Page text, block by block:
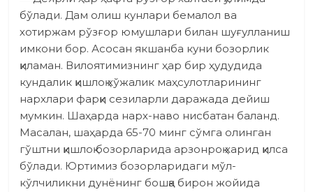
бўлади. Дам олиш кунлари бемалол ва
хотиржам рўзғор юмушлари билан шуғулланиш
имкони бор. Асосан якшанба куни бозорлик
қиламан. Вилоятимизнинг ҳар бир ҳудудида
кундалик қишлоқ хўжалик маҳсулотларининг
нархлари фарқи сезиларли даражада дейиш
мумкин. Шаҳарда нарх-наво нисбатан баланд.
Масалан, шаҳарда 65-70 минг сўмга олинган
гўштни қишлоқ бозорларида арзонроқ харид қилса
бўлади. Юртимиз бозорларидаги мўл-
кўлчиликни дунёнинг бошқа бирон жойида